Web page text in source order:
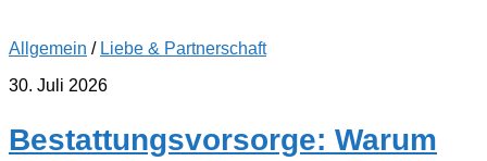
Allgemein / Liebe & Partnerschaft
30. Juli 2026
Bestattungsvorsorge: Warum